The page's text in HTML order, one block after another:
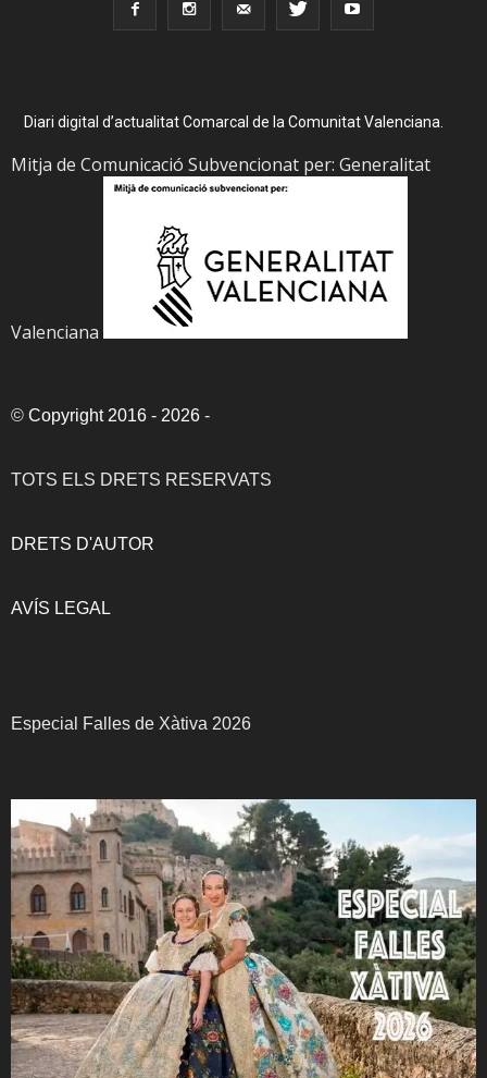
Diari digital d’actualitat Comarcal de la Comunitat Valenciana.
Mitja de Comunicació Subvencionat per: Generalitat
Valenciana
© Copyright 2016 - 2026 -
TOTS ELS DRETS RESERVATS
DRETS D'AUTOR
AVÍS LEGAL
Especial Falles de Xàtiva 2026